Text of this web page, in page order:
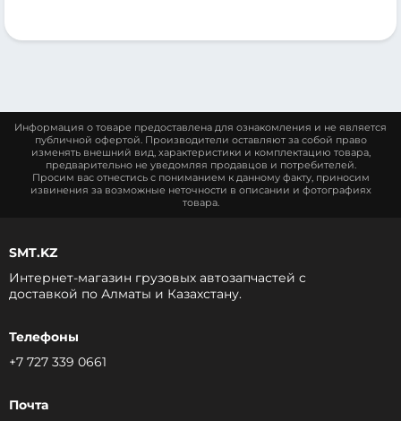
Информация о товаре предоставлена для ознакомления и не является
публичной офертой. Производители оставляют за собой право
изменять внешний вид, характеристики и комплектацию товара,
предварительно не уведомляя продавцов и потребителей.
Просим вас отнестись с пониманием к данному факту, приносим
извинения за возможные неточности в описании и фотографиях
товара.
SMT.KZ
Интернет-магазин грузовых автозапчастей c
доставкой по Алматы и Казахстану.
Телефоны
+7 727 339 0661
Почта